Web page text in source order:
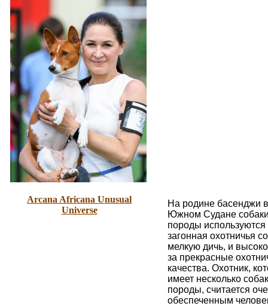
Arcana Africana Unusual
Universe
На родине басенджи
Южном Судане
породы используются
загонная охотничья
мелкую дичь, и
за прекрасные
качества. Охотник,
имеет несколько
породы, считается
обеспеченным